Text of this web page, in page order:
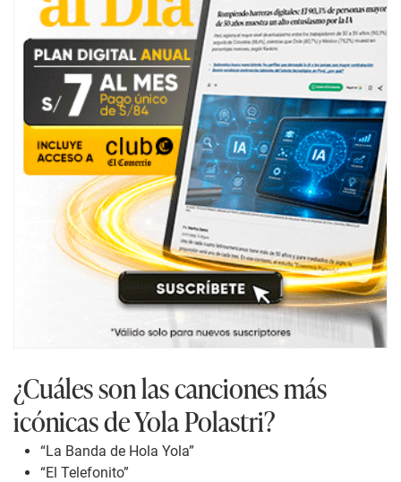
¿Cuáles son las canciones más
icónicas de Yola Polastri?
“La Banda de Hola Yola”
“El Telefonito”